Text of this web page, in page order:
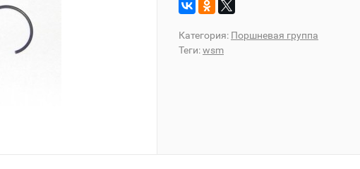
Категория: Поршневая группа
Теги:wsm